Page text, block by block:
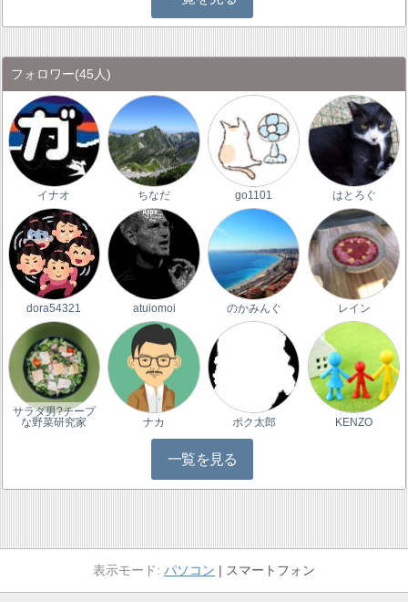
フォロワー(45人)
イナオ ちなだ go1101 はとろぐ
dora54321 atuiomoi のかみんぐ レイン
サラダ男?チープ
な野菜研究家
ナカ ポク太郎 KENZO
一覧を見る
パソコン スマートフォン